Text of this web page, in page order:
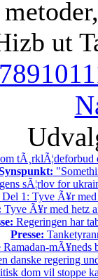
ut
7891011
tÃ¸rklÃ¦deforbud
sÃ¦rlov for
Del 1: Tyve Ã¥r med
Tyve Ã¥r med hetz
Regeringen har
Presse:
mÃ¥neds
danske regering
dom vil stoppe